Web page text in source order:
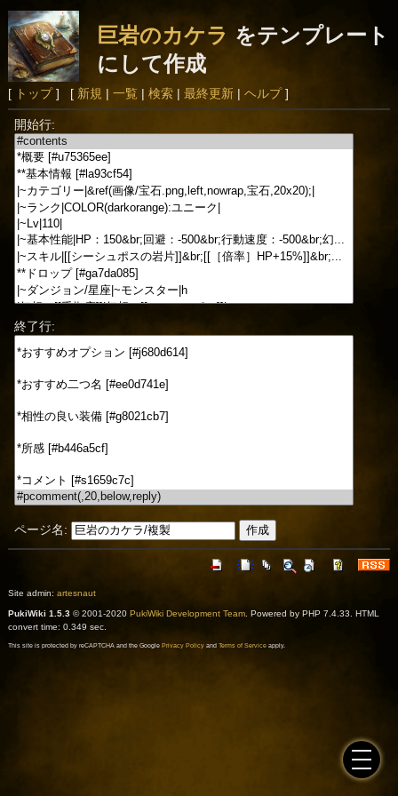
巨岩のカケラ をテンプレート
にして作成
[ トップ] [ 新規 | 一覧 | 検索| 最終更新| ヘルプ]
開始行:
終了行:
ページ名:
Site admin: artesnaut
PukiWiki 1.5.3© 2001-2020 PukiWiki Development Team. Powered by PHP 7.4.33. HTML
convert time: 0.349 sec.
This site is protected by reCAPTCHA and the Google Privacy Policyand Terms of Serviceapply.